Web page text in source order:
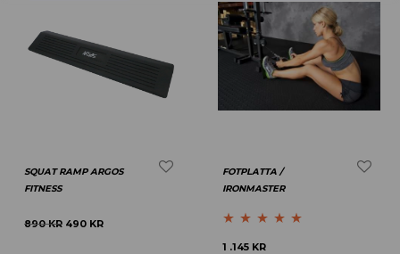
SQUAT RAMP ARGOS
FITNESS
890KR 490 KR
FOTPLATTA /
IRONMASTER
Betygsatt
1 .145 KR